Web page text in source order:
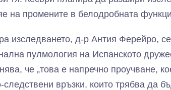
на промените в белодробната
изследването, д-р Антия Ферейро,
пулмология на Испанското
че „това е напречно проучване,
връзки, които трябва да